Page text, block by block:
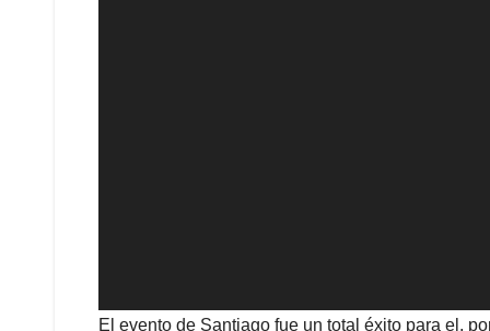
El evento de Santiago fue un total éxito para el,